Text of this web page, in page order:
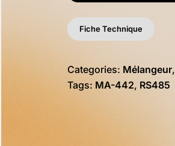
Fiche Technique
Categories: Mélangeur,
Tags: MA-442, RS485